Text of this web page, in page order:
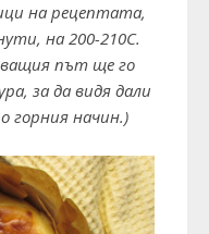
на рецептата,
на 200-210С.
път ще го
за да видя дали
горния начин.)